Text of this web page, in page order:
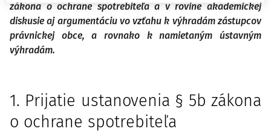
zákona o ochrane spotrebiteľa a v rovine akademickej
diskusie aj argumentáciu vo vzťahu k výhradám zástupcov
právnickej obce, a rovnako k namietaným ústavným
výhradám.
1. Prijatie ustanovenia § 5b zákona
o ochrane spotrebiteľa